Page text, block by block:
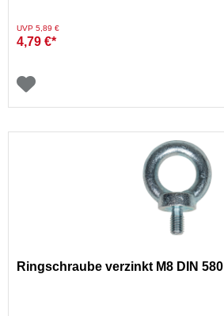
Preis reduziert von
UVP 5,89 €auf
4,79 €*
Ringschraube verzinkt M8 DIN 580